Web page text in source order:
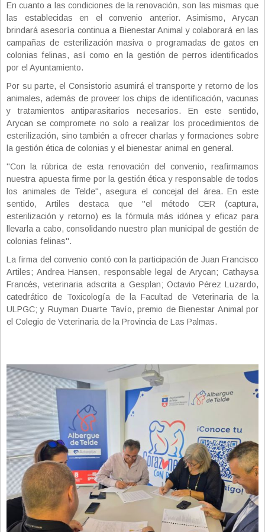
En cuanto a las condiciones de la renovación, son las mismas que
las establecidas en el convenio anterior. Asimismo, Arycan
brindará asesoría continua a Bienestar Animal y colaborará en las
campañas de esterilización masiva o programadas de gatos en
colonias felinas, así como en la gestión de perros identificados
por el Ayuntamiento.
Por su parte, el Consistorio asumirá el transporte y retorno de los
animales, además de proveer los chips de identificación, vacunas
y tratamientos antiparasitarios necesarios. En este sentido,
Arycan se compromete no solo a realizar los procedimientos de
esterilización, sino también a ofrecer charlas y formaciones sobre
la gestión ética de colonias y el bienestar animal en general.
"Con la rúbrica de esta renovación del convenio, reafirmamos
nuestra apuesta firme por la gestión ética y responsable de todos
los animales de Telde", asegura el concejal del área. En este
sentido, Artiles destaca que "el método CER (captura,
esterilización y retorno) es la fórmula más idónea y eficaz para
llevarla a cabo, consolidando nuestro plan municipal de gestión de
colonias felinas".
La firma del convenio contó con la participación de Juan Francisco
Artiles; Andrea Hansen, responsable legal de Arycan; Cathaysa
Francés, veterinaria adscrita a Gesplan; Octavio Pérez Luzardo,
catedrático de Toxicología de la Facultad de Veterinaria de la
ULPGC; y Ruyman Duarte Tavío, premio de Bienestar Animal por
el Colegio de Veterinaria de la Provincia de Las Palmas.